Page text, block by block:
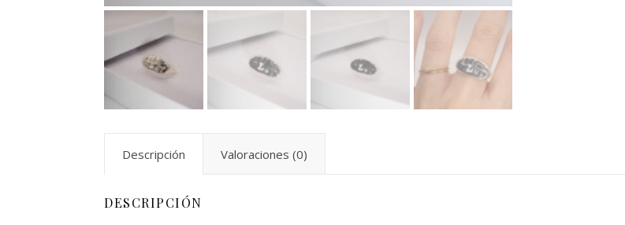
Descripción Valoraciones (0)
DESCRIPCIÓN